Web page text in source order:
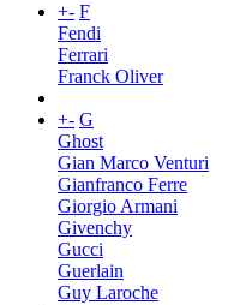
+- F
Fendi
Ferrari
Franck Oliver
+- G
Ghost
Gian Marco Venturi
Gianfranco Ferre
Giorgio Armani
Givenchy
Gucci
Guerlain
Guy Laroche